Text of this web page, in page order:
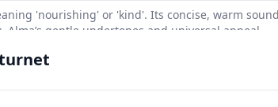
'nourishing' or 'kind'. Its concise, warm sound
gentle undertones and universal appeal
Its three-syllable pronunciation and friendly tone
distinctive alternative to Anna, blending tradition